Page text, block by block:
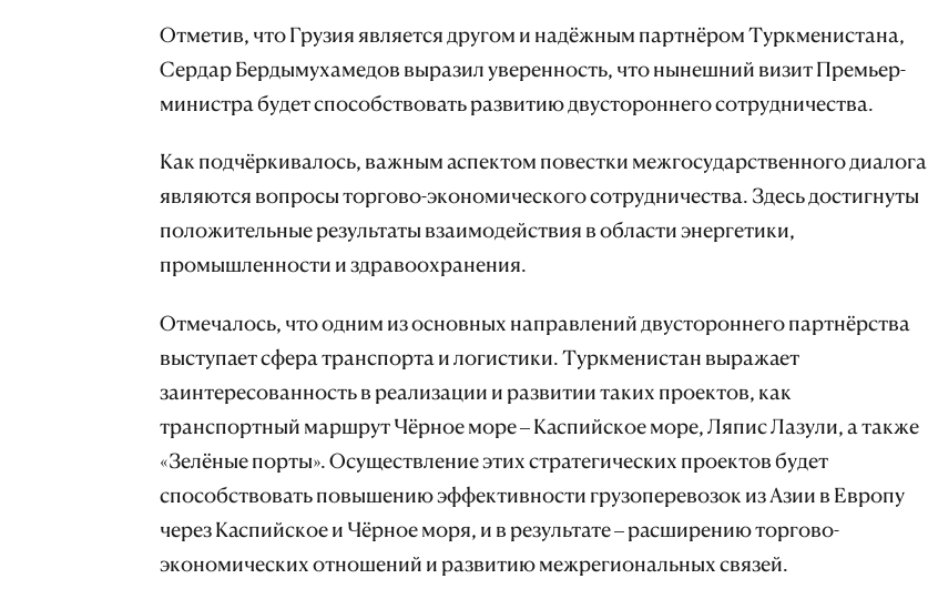
Отметив, что Грузия является другом и надёжным партнёром Туркменистана,
Сердар Бердымухамедов выразил уверенность, что нынешний визит Премьер-
министра будет способствовать развитию двустороннего сотрудничества.
Как подчёркивалось, важным аспектом повестки межгосударственного диалога
являются вопросы торгово-экономического сотрудничества. Здесь достигнуты
положительные результаты взаимодействия в области энергетики,
промышленности и здравоохранения.
Отмечалось, что одним из основных направлений двустороннего партнёрства
выступает сфера транспорта и логистики. Туркменистан выражает
заинтересованность в реализации и развитии таких проектов, как
транспортный маршрут Чёрное море – Каспийское море, Ляпис Лазули, а также
«Зелёные порты». Осуществление этих стратегических проектов будет
способствовать повышению эффективности грузоперевозок из Азии в Европу
через Каспийское и Чёрное моря, и в результате – расширению торгово-
экономических отношений и развитию межрегиональных связей.